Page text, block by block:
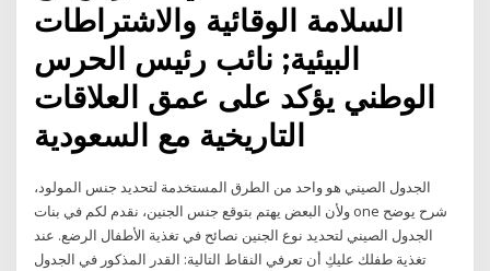
السلامة الوقائية والاشتراطات
البيئية; نائب رئيس الحرس
الوطني يؤكد على عمق العلاقات
التاريخية مع السعودية
الجدول الصيني هو واحد من الطرق المستخدمة لتحديد جنس المولود،
ولأن البعض يهتم بتوقع جنس الجنين، نقدم لكم في بنات one شرح يوضح
الجدول الصيني لتحديد نوع الجنين نصائح في تغذية الأطفال الرضع. عند
تغذية طفلك عليكِ أن تعرفي النقاط التالية: القدر المذكور في الجدول